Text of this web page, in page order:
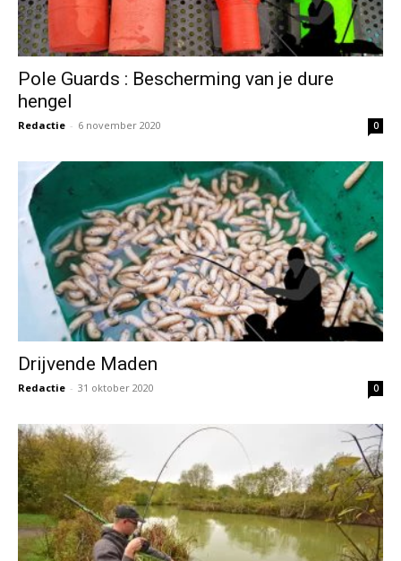
Pole Guards : Bescherming van je dure
hengel
Redactie - 6 november 2020 0
Drijvende Maden
Redactie - 31 oktober 2020 0